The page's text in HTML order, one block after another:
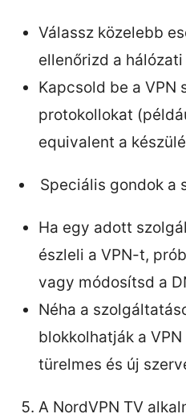
Válassz közelebb
ellenőrizd a
Kapcsold be a
protokollokat
equivalent a
Speciális gondok a
Ha egy adott
észleli a VPN-t,
vagy módosítsd a
Néha a
blokkolhatják a
türelmes és új
A NordVPN TV